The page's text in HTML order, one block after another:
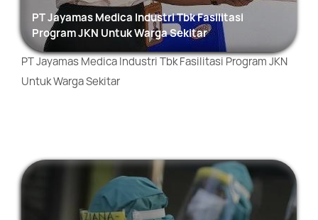
PT Jayamas Medica Industri Tbk Fasilitasi
Program JKN Untuk Warga Sekitar
PT Jayamas Medica Industri Tbk Fasilitasi Program JKN
Untuk Warga Sekitar